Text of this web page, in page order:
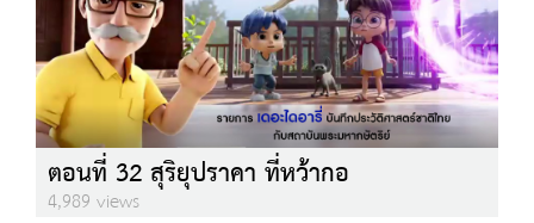
ตอนที่ 32 สุริยุปราคา ที่หว้ากอ
4,989 views